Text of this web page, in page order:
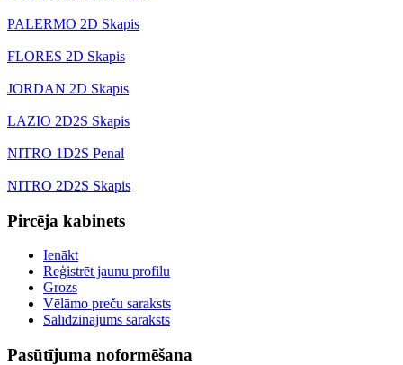
PALERMO 2D Skapis
FLORES 2D Skapis
JORDAN 2D Skapis
LAZIO 2D2S Skapis
NITRO 1D2S Penal
NITRO 2D2S Skapis
Pircēja kabinets
Ienākt
Reģistrēt jaunu profilu
Grozs
Vēlāmo preču saraksts
Salīdzinājums saraksts
Pasūtījuma noformēšana